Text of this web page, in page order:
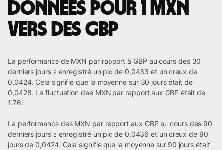
Données pour 1 MXN
vers des GBP
La performance de MXN par rapport à GBP au cours des 30
derniers jours a enregistré un pic de 0,0433 et un creux de
0,0424. Cela signifie que la moyenne sur 30 jours était de
0,0428. La fluctuation dee MXN par rapport aux GBP était de
1.76.
La performance des MXN par rapport aux GBP au cours des 90
derniers jours a enregistré un pic de 0,0436 et un creux de 90
jours de 0,0424. Cela signifie que la moyenne sur 90 jours était